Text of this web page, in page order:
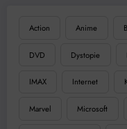
Action Anime
DVD Dystopie
IMAX Internet
Marvel Microsoft